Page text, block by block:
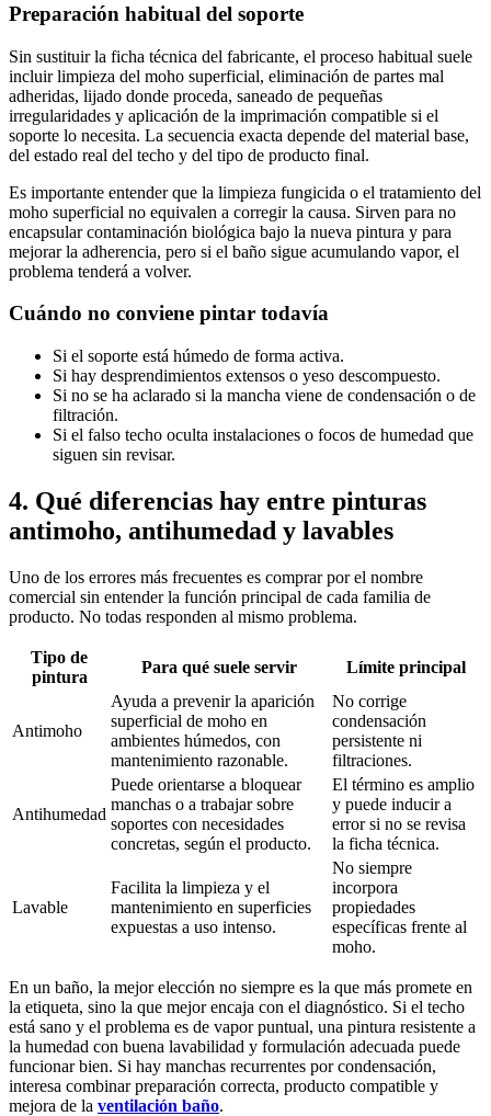
Preparación habitual del soporte
Sin sustituir la ficha técnica del fabricante, el proceso habitual suele
incluir limpieza del moho superficial, eliminación de partes mal
adheridas, lijado donde proceda, saneado de pequeñas
irregularidades y aplicación de la imprimación compatible si el
soporte lo necesita. La secuencia exacta depende del material base,
del estado real del techo y del tipo de producto final.
Es importante entender que la limpieza fungicida o el tratamiento del
moho superficial no equivalen a corregir la causa. Sirven para no
encapsular contaminación biológica bajo la nueva pintura y para
mejorar la adherencia, pero si el baño sigue acumulando vapor, el
problema tenderá a volver.
Cuándo no conviene pintar todavía
Si el soporte está húmedo de forma activa.
Si hay desprendimientos extensos o yeso descompuesto.
Si no se ha aclarado si la mancha viene de condensación o de
filtración.
Si el falso techo oculta instalaciones o focos de humedad que
siguen sin revisar.
4. Qué diferencias hay entre pinturas
antimoho, antihumedad y lavables
Uno de los errores más frecuentes es comprar por el nombre
comercial sin entender la función principal de cada familia de
producto. No todas responden al mismo problema.
Tipo de
pintura
Para qué suele servir Límite principal
Antimoho
Ayuda a prevenir la aparición
superficial de moho en
ambientes húmedos, con
mantenimiento razonable.
No corrige
condensación
persistente ni
filtraciones.
Antihumedad
Puede orientarse a bloquear
manchas o a trabajar sobre
soportes con necesidades
concretas, según el producto.
El término es amplio
y puede inducir a
error si no se revisa
la ficha técnica.
Lavable
Facilita la limpieza y el
mantenimiento en superficies
expuestas a uso intenso.
No siempre
incorpora
propiedades
específicas frente al
moho.
En un baño, la mejor elección no siempre es la que más promete en
la etiqueta, sino la que mejor encaja con el diagnóstico. Si el techo
está sano y el problema es de vapor puntual, una pintura resistente a
la humedad con buena lavabilidad y formulación adecuada puede
funcionar bien. Si hay manchas recurrentes por condensación,
interesa combinar preparación correcta, producto compatible y
mejora de la ventilación baño.